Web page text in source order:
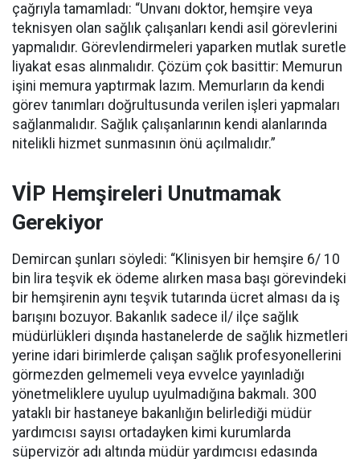
çağrıyla tamamladı: “Unvanı doktor, hemşire veya
teknisyen olan sağlık çalışanları kendi asil görevlerini
yapmalıdır. Görevlendirmeleri yaparken mutlak suretle
liyakat esas alınmalıdır. Çözüm çok basittir: Memurun
işini memura yaptırmak lazım. Memurların da kendi
görev tanımları doğrultusunda verilen işleri yapmaları
sağlanmalıdır. Sağlık çalışanlarının kendi alanlarında
nitelikli hizmet sunmasının önü açılmalıdır.”
VİP Hemşireleri Unutmamak
Gerekiyor
Demircan şunları söyledi: “Klinisyen bir hemşire 6/ 10
bin lira teşvik ek ödeme alırken masa başı görevindeki
bir hemşirenin aynı teşvik tutarında ücret alması da iş
barışını bozuyor. Bakanlık sadece il/ ilçe sağlık
müdürlükleri dışında hastanelerde de sağlık hizmetleri
yerine idari birimlerde çalışan sağlık profesyonellerini
görmezden gelmemeli veya evvelce yayınladığı
yönetmeliklere uyulup uyulmadığına bakmalı. 300
yataklı bir hastaneye bakanlığın belirlediği müdür
yardımcısı sayısı ortadayken kimi kurumlarda
süpervizör adı altında müdür yardımcısı edasında